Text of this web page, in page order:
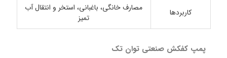
کاربردها
مصارف خانگی، باغبانی، استخر و انتقال آب
تمیز
پمپ کفکش صنعتی توان تک